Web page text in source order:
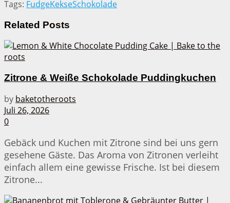
Tags: FudgeKekseSchokolade
Related Posts
Zitrone & Weiße Schokolade Puddingkuchen
by baketotheroots
Juli 26, 2026
0
Gebäck und Kuchen mit Zitrone sind bei uns gern
gesehene Gäste. Das Aroma von Zitronen verleiht
einfach allem eine gewisse Frische. Ist bei diesem
Zitrone...